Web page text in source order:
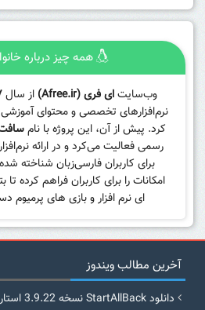
همه چیز درباره
وب‌سایتای فری (Afree.ir) از سال
نرم‌افزارهای تخصصی و محتوای آموزشی
کرد. پیش از آن، این پروژه با نام
رسمی فعالیت می‌کرد و در ارائه
برای کاربران فارسی‌زبان شناخته
امکانات را برای کاربران فراهم کرده
ای نرم افزار و بازی های پرمیوم
آخرین مطالب ویندوز